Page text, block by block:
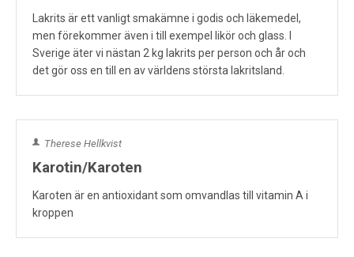
Lakrits är ett vanligt smakämne i godis och läkemedel,
men förekommer även i till exempel likör och glass. I
Sverige äter vi nästan 2 kg lakrits per person och år och
det gör oss en till en av världens största lakritsland.
Therese Hellkvist
Karotin/Karoten
Karoten är en antioxidant som omvandlas till vitamin A i
kroppen